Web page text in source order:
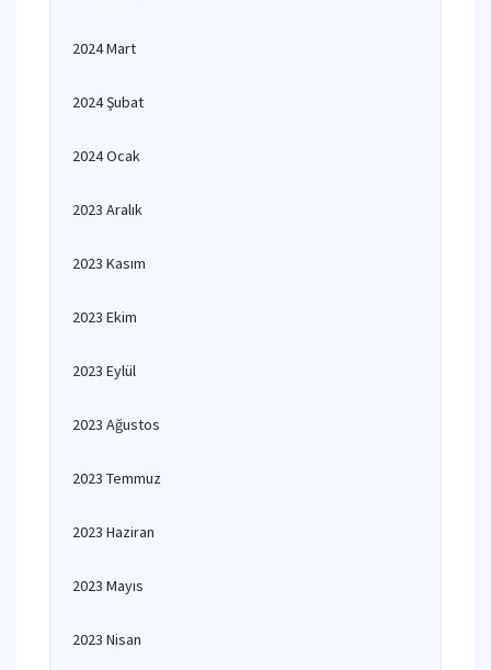
2024 Mart
2024 Şubat
2024 Ocak
2023 Aralık
2023 Kasım
2023 Ekim
2023 Eylül
2023 Ağustos
2023 Temmuz
2023 Haziran
2023 Mayıs
2023 Nisan